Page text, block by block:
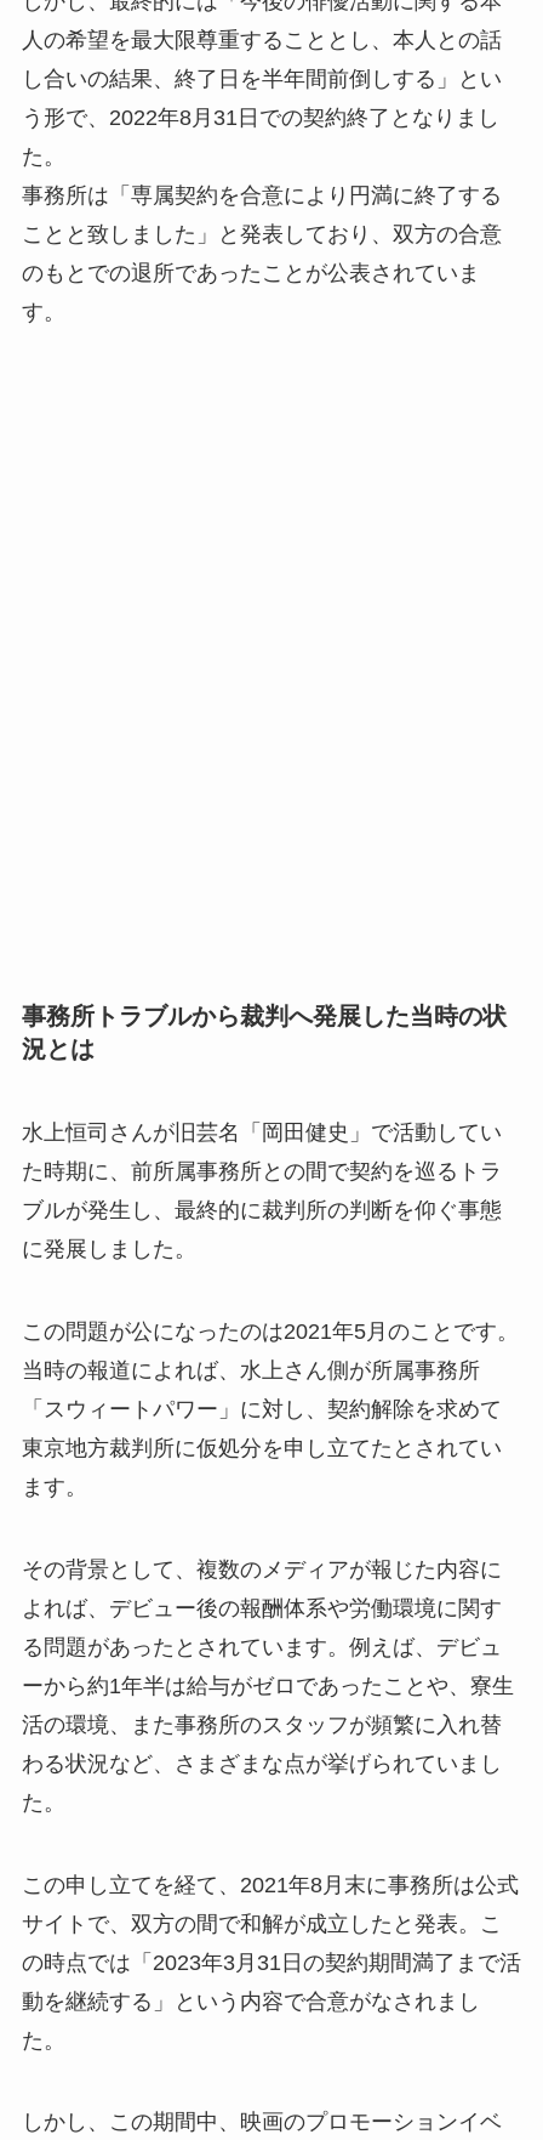
人の希望を最大限尊重することとし、本人との話
し合いの結果、終了日を半年間前倒しする」とい
う形で、2022年8月31日での契約終了となりまし
た。
事務所は「専属契約を合意により円満に終了する
ことと致しました」と発表しており、双方の合意
のもとでの退所であったことが公表されていま
す。
事務所トラブルから裁判へ発展した当時の状
況とは
水上恒司さんが旧芸名「岡田健史」で活動してい
た時期に、前所属事務所との間で契約を巡るトラ
ブルが発生し、最終的に裁判所の判断を仰ぐ事態
に発展しました。
この問題が公になったのは2021年5月のことです。
当時の報道によれば、水上さん側が所属事務所
「スウィートパワー」に対し、契約解除を求めて
東京地方裁判所に仮処分を申し立てたとされてい
ます。
その背景として、複数のメディアが報じた内容に
よれば、デビュー後の報酬体系や労働環境に関す
る問題があったとされています。例えば、デビュ
ーから約1年半は給与がゼロであったことや、寮生
活の環境、また事務所のスタッフが頻繁に入れ替
わる状況など、さまざまな点が挙げられていまし
た。
この申し立てを経て、2021年8月末に事務所は公式
サイトで、双方の間で和解が成立したと発表。こ
の時点では「2023年3月31日の契約期間満了まで活
動を継続する」という内容で合意がなされまし
た。
しかし、この期間中、映画のプロモーションイベ